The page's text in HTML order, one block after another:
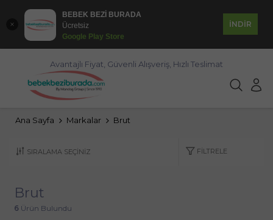
BEBEK BEZİ BURADA
Ücretsiz
Google Play Store
İNDİR
Avantajlı Fiyat, Güvenli Alışveriş, Hızlı Teslimat
Ana Sayfa Markalar Brut
FILTRELE
Brut
6 Ürün Bulundu